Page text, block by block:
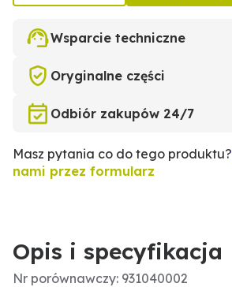
Wsparcie techniczne
Oryginalne części
Odbiór zakupów 24/7
Masz pytania co do tego produktu?
nami przez formularz
Opis i specyfikacja
Nr porównawczy: 931040002